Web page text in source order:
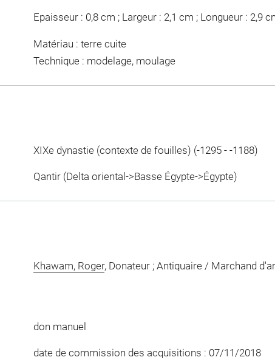
Epaisseur : 0,8 cm ; Largeur : 2,1 cm ; Longueur : 2,9
Matériau : terre cuite
Technique : modelage, moulage
XIXe dynastie (contexte de fouilles) (-1295 - -1188)
Qantir (Delta oriental->Basse Égypte->Égypte)
Khawam, Roger, Donateur ; Antiquaire / Marchand
don manuel
date de commission des acquisitions : 07/11/2018